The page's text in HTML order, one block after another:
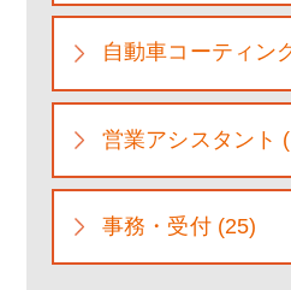
自動車コーティン
営業アシスタント
事務・受付 (25)